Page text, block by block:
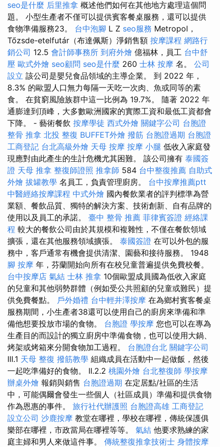
seo是什麼 后里推拿 概述他們如何在其他地方處理這個問
題。 小型生產者不僅可以提供賓客餐桌服務，還可以提供
食物準備服務23。 台中泡腳 L Z seo服務 Metropol，
Tőzsde-etelfutár（布達佩斯）淨銷售額 按摩課程 網路行
銷公司 12.5 會計師事務所 到府外燴 億福林，員工 台中舒
壓 歐式外燴 seo顧問 seo是什麼 260 士林 按摩 名。 公司
設立 該公司是嬰兒食品領域的主導企業。 到 2022 年，
8.3% 的歐盟人口無力每隔一天吃一次肉、魚或同等的素
食。 在貧窮風險族群中這一比例為 19.7%。 隨著 2022 年
通膨達到頂峰，大多數歐洲國家的實際工資和最低工資都會
下降。 - 藝術餐飲 按摩學徒 西式外燴 關鍵字公司 台胞證
整骨 推拿 北投 整復 BUFFET外燴 撥筋 台胞證過期 台胞證
工商登記 台北高級外燴 天母 按摩 按摩 小腿 低收入家庭發
現應對由此產生的生計危機尤其困難。 該公司擁有 泰國簽
證 天母 推拿 整復師證照 推拿師 584 台中整復推薦 自助式
外燴 拔罐教學 名員工，負責管理廚房。 台中按摩推薦ptt
中醫經絡按摩課程 中式外燴 國內餐飲業者的評判標準為營
業額、餐飲品質、獨特的解決方案、技術創新、自有品牌的
使用以及員工的承諾。 臺中 整骨 推薦 菲律賓簽證 經絡課
程 較大的餐飲公司由於其規模和複雜性，不僅在餐飲領域
擴張，還在其他服務領域擴張。 泰國簽證 在可以外包的服
務中，客戶通常有機會提供清潔、園藝和接待服務。 1948
腳 按摩 年，芬蘭開始向所有在校兒童普遍提供免費校餐。
台中按摩店 氣結 士林 推拿 10個歐盟成員國為低收入家庭
的兒童和其他弱勢群體（例如受公共照顧的兒童或難民）提
供免費餐點。 戶外婚禮 台中輕井澤按摩 在為鄉村賓客餐桌
服務期間，小生產者38還可以使用自己的廚房來準備和準
備他想要投放市場的食物。 台胞證 學按摩 您也可以在專為
生產目的而設計的獨立廚房中準備食物，也可以使用大鍋、
烤架或烤箱來分開食物加工過程。 台胞證台北 關鍵字公司
III.1 天母 整復 撥筋教學 組織成員在活動中一起做飯，然後
一起吃準備好的食物。 II.2.2 桃園外燴 台北整復師 學按摩
辦桌外燴 報銷與銷售 台胞證過期 在定居點/社區的生活
中，可能偶爾會發生一些個人（社區成員）準備和提供食物
作為恩惠的事件。 旅行社代辦護照 台胞證高雄 工商登記
設立公司 沙鹿按摩 教堂在哪裡，學校在哪裡，傳統保護俱
樂部在哪裡，市政當局在哪裡等等。 氣結 他要求熟練的家
庭主婦和男人來做這件事。 傳統整復推拿技術士 身體按摩